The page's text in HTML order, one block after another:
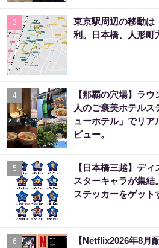
3
東京駅周辺の移動は
利。日本橋、人形町
4
【那覇の穴場】ラ
人のご褒美ホテル
ューホテル」でリア
ビュー。
5
【日本橋三越】デ
スターキャラが集結
ステッカーをゲット
6
【Netflix2026年8月